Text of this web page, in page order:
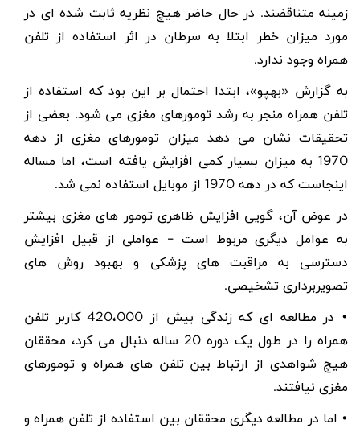
زمینه متناقضند. در حال حاضر هیچ نظریه ثابت شده ای در
مورد میزان خطر ابتلا به سرطان در اثر استفاده از تلفن
همراه وجود ندارد.
به گزارش «بهپو»، ابتدا احتمال بر این بود که استفاده از
تلفن همراه منجر به رشد تومورهای مغزی می شود. بعضی از
تحقیقات نشان می دهد میزان تومورهای مغزی از دهه
1970 به میزان بسیار کمی افزایش یافته است، اما مساله
اینجاست که در دهه 1970 از موبایل استفاده نمی شد.
در عوض آن، گویی افزایش ظاهری تومور های مغزی بیشتر
به عوامل دیگری مربوط است – عواملی از قبیل افزایش
دسترسی به مراقبت های پزشکی و بهبود روش های
تصویربرداری تشخیصی.
• در مطالعه ای که زندگی بیش از 420،000 کاربر تلفن
همراه را در طول یک دوره 20 ساله دنبال می کرد، محققان
هیچ شواهدی از ارتباط بین تلفن های همراه و تومورهای
مغزی نیافتند.
• اما در مطالعه دیگری محققان بین استفاده از تلفن همراه و